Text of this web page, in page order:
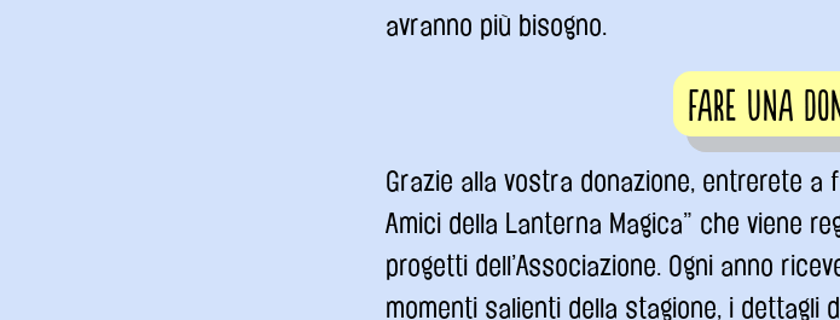
avranno più bisogno.
Fare una
Grazie alla vostra donazione, entrerete a
Amici della Lanterna Magica” che viene
progetti dell’Associazione. Ogni anno
momenti salienti della stagione, i dettagli